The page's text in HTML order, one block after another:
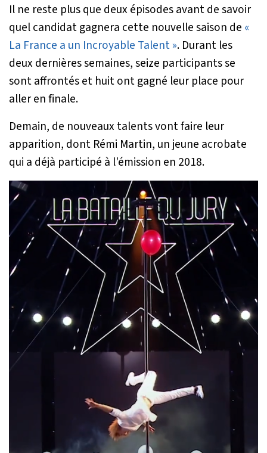
Il ne reste plus que deux épisodes avant de savoir
quel candidat gagnera cette nouvelle saison de «
La France a un Incroyable Talent ». Durant les
deux dernières semaines, seize participants se
sont affrontés et huit ont gagné leur place pour
aller en finale.
Demain, de nouveaux talents vont faire leur
apparition, dont Rémi Martin, un jeune acrobate
qui a déjà participé à l'émission en 2018.